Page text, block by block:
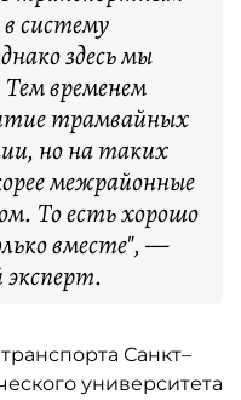
систему
здесь мы
временем
трамвайных
но на таких
межрайонные
То есть хорошо
вместе", —
Санкт–
университета